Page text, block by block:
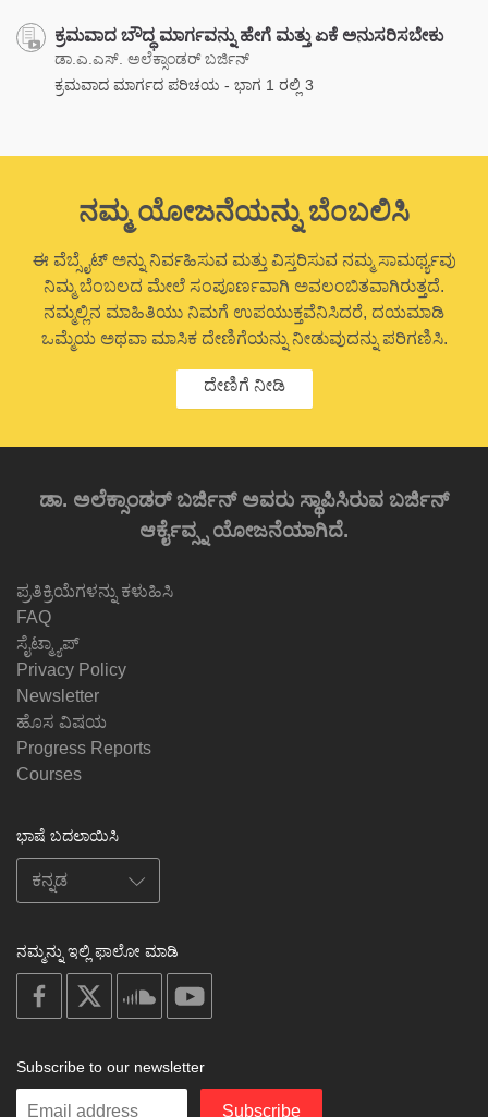
ಕ್ರಮವಾದ ಬೌದ್ಧ ಮಾರ್ಗವನ್ನು ಹೇಗೆ ಮತ್ತು ಏಕೆ ಅನುಸರಿಸಬೇಕು
ಡಾ.ಎ.ಎಸ್. ಅಲೆಕ್ಸಾಂಡರ್ ಬರ್ಜಿನ್
ಕ್ರಮವಾದ ಮಾರ್ಗದ ಪರಿಚಯ - ಭಾಗ 1 ರಲ್ಲಿ 3
ನಮ್ಮ ಯೋಜನೆಯನ್ನು ಬೆಂಬಲಿಸಿ
ಈ ವೆಬ್ಸೈಟ್ ಅನ್ನು ನಿರ್ವಹಿಸುವ ಮತ್ತು ವಿಸ್ತರಿಸುವ ನಮ್ಮ ಸಾಮರ್ಥ್ಯವು
ನಿಮ್ಮ ಬೆಂಬಲದ ಮೇಲೆ ಸಂಪೂರ್ಣವಾಗಿ ಅವಲಂಬಿತವಾಗಿರುತ್ತದೆ.
ನಮ್ಮಲ್ಲಿನ ಮಾಹಿತಿಯು ನಿಮಗೆ ಉಪಯುಕ್ತವೆನಿಸಿದರೆ, ದಯಮಾಡಿ
ಒಮ್ಮೆಯ ಅಥವಾ ಮಾಸಿಕ ದೇಣಿಗೆಯನ್ನು ನೀಡುವುದನ್ನು ಪರಿಗಣಿಸಿ.
ದೇಣಿಗೆ ನೀಡಿ
ಡಾ. ಅಲೆಕ್ಸಾಂಡರ್ ಬರ್ಜಿನ್ ಅವರು ಸ್ಥಾಪಿಸಿರುವ ಬರ್ಜಿನ್
ಆರ್ಕೈವ್ಸ್ನ ಯೋಜನೆಯಾಗಿದೆ.
ಪ್ರತಿಕ್ರಿಯೆಗಳನ್ನು ಕಳುಹಿಸಿ
FAQ
ಸೈಟ್ಮ್ಯಾಪ್
Privacy Policy
Newsletter
ಹೊಸ ವಿಷಯ
Progress Reports
Courses
ಭಾಷೆ ಬದಲಾಯಿಸಿ
ನಮ್ಮನ್ನು ಇಲ್ಲಿ ಫಾಲೋ ಮಾಡಿ
on
facebook
soundcloud
Subscribe to our newsletter
Enter
Subscribe